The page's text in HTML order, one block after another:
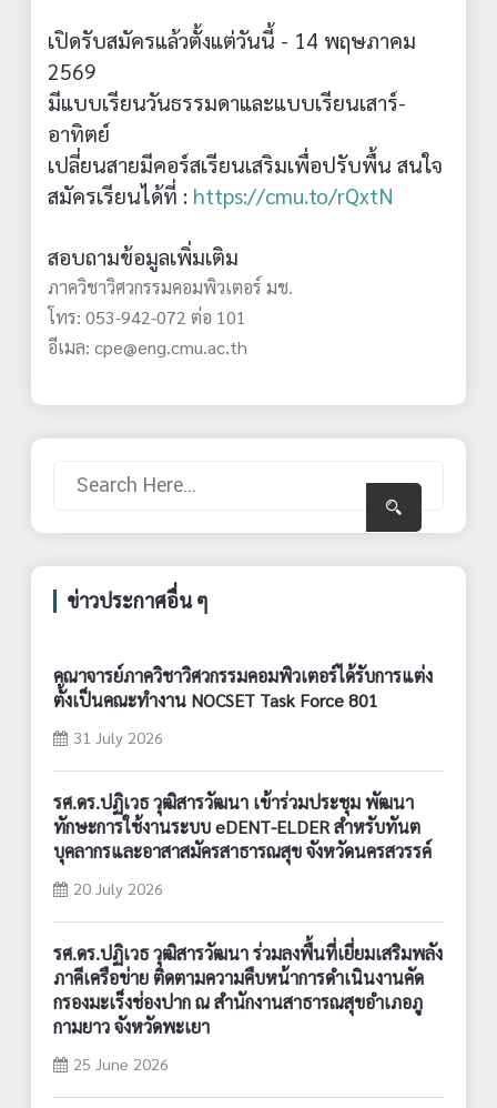
เปิดรับสมัครแล้วตั้งแต่วันนี้ - 14 พฤษภาคม
2569
มีแบบเรียนวันธรรมดาและแบบเรียนเสาร์-
อาทิตย์
เปลี่ยนสายมีคอร์สเรียนเสริมเพื่อปรับพื้น สนใจ
สมัครเรียนได้ที่ : https://cmu.to/rQxtN
สอบถามข้อมูลเพิ่มเติม
ภาควิชาวิศวกรรมคอมพิวเตอร์ มช.
โทร: 053-942-072 ต่อ 101
อีเมล: cpe@eng.cmu.ac.th
ข่าวประกาศอื่น ๆ
คณาจารย์ภาควิชาวิศวกรรมคอมพิวเตอร์ได้รับการแต่ง
ตั้งเป็นคณะทำงาน NOCSET Task Force 801
31 July 2026
รศ.ดร.ปฏิเวธ วุฒิสารวัฒนา เข้าร่วมประชุม พัฒนา
ทักษะการใช้งานระบบ eDENT-ELDER สำหรับทันต
บุคลากรและอาสาสมัครสาธารณสุข จังหวัดนครสวรรค์
20 July 2026
รศ.ดร.ปฏิเวธ วุฒิสารวัฒนา ร่วมลงพื้นที่เยี่ยมเสริมพลัง
ภาคีเครือข่าย ติดตามความคืบหน้าการดำเนินงานคัด
กรองมะเร็งช่องปาก ณ สำนักงานสาธารณสุขอำเภอภู
กามยาว จังหวัดพะเยา
25 June 2026